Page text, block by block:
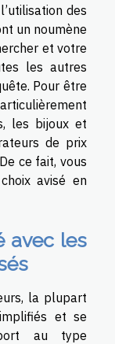
des
un noumène
et votre
les autres
Pour être
les bijoux et
de prix
ce fait, vous
avisé en
avec les
la plupart
et se
au type